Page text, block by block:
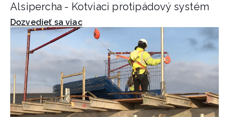
Alsipercha - Kotviaci protipádový systém
Dozvedieť sa viac